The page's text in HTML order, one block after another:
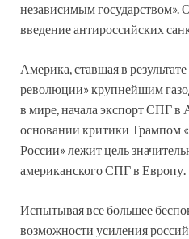
независимым государством».
введение антироссийских
Америка, ставшая в
революции» крупнейшим
в мире, начала экспорт СПГ
основании критики Трампом
России» лежит цель
американского СПГ в Европу.
Испытывая все большее
возможности усиления